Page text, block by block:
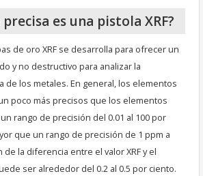
es una pistola XRF?
de oro XRF se desarrolla para ofrecer un
y no destructivo para analizar la
de los metales. En general, los elementos
poco más precisos que los elementos
rango de precisión del 0.01 al 100 por
que un rango de precisión de 1 ppm a
de la diferencia entre el valor XRF y el
ser alrededor del 0.2 al 0.5 por ciento.